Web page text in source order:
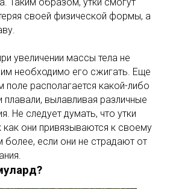
Таким образом, утки смогут
своей физической формы, а
увеличении массы тела не
необходимо его сжигать. Еще
поле располагается какой-либо
вылавливая различные
Не следует думать, что утки
как они привязываются к своему
более, если они не страдают от